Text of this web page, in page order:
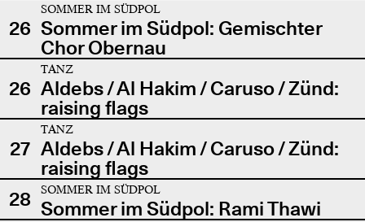
26
SOMMER IM SÜDPOL
Sommer im Südpol: Gemischter
Chor Obernau
26
TANZ
Aldebs / Al Hakim / Caruso / Zünd:
raising flags
27
TANZ
Aldebs / Al Hakim / Caruso / Zünd:
raising flags
28
SOMMER IM SÜDPOL
Sommer im Südpol: Rami Thawi